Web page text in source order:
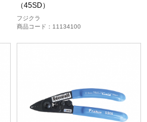
（45SD）
フジクラ
商品コード：11134100